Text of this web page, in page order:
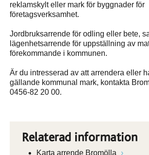
reklamskylt eller mark för byggnader för
företagsverksamhet.
Jordbruksarrende för odling eller bete,
lägenhetsarrende för uppställning av
förekommande i kommunen.
Är du intresserad av att arrendera eller
gällande kommunal mark, kontakta
0456-82 20 00.
Relaterad information
Karta arrende Bromölla